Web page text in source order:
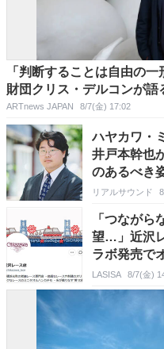
「判断することは自由の
財団クリス・デルコンが語
ARTnews JAPAN 8/7(金) 17:02
ハヤカワ・
井戸本幹也
のあるべき
リアルサウンド
「つながら
望…」近沢
ラボ発売で
SNS悲鳴
LASISA 8/7(金)